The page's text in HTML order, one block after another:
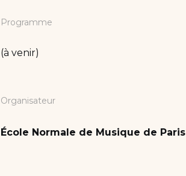
Programme
(à venir)
Organisateur
École Normale de Musique de Paris